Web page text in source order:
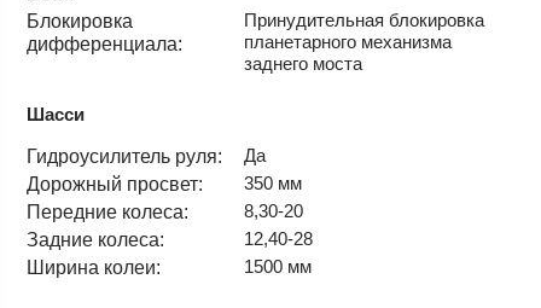
Блокировка
дифференциала:
Принудительная блокировка
планетарного механизма
заднего моста
Шасси
Гидроусилитель руля:
Да
Дорожный просвет:
350 мм
Передние колеса:
8,30-20
Задние колеса:
12,40-28
Ширина колеи:
1500 мм